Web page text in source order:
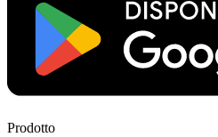
Prodotto